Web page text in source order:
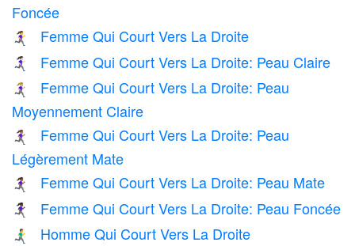
Foncée
🏃‍♀️‍➡️ Femme Qui Court Vers La Droite
🏃🏻‍♀️‍➡️ Femme Qui Court Vers La Droite: Peau Claire
🏃🏼‍♀️‍➡️
Femme Qui Court Vers La Droite: Peau
Moyennement Claire
🏃🏽‍♀️‍➡️
Femme Qui Court Vers La Droite: Peau
Légèrement Mate
🏃🏾‍♀️‍➡️ Femme Qui Court Vers La Droite: Peau Mate
🏃🏿‍♀️‍➡️ Femme Qui Court Vers La Droite: Peau Foncée
🏃‍♂️‍➡️ Homme Qui Court Vers La Droite